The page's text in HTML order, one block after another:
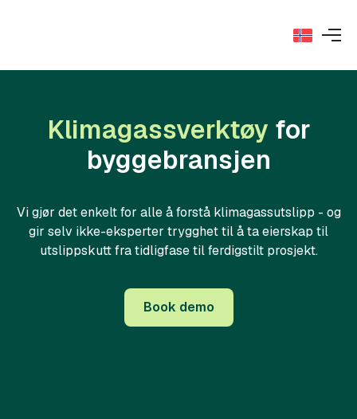
Klimagassverktøy for
byggebransjen
Vi gjør det enkelt for alle å forstå klimagassutslipp - og
gir selv ikke-eksperter trygghet til å ta eierskap til
utslippskutt fra tidligfase til ferdigstilt prosjekt.
Book demo